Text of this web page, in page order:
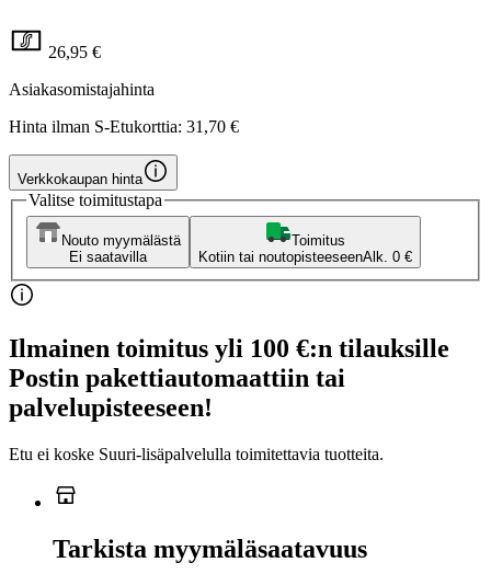
26,95 €
Asiakasomistajahinta
Hinta ilman S-Etukorttia: 31,70 €
Verkkokaupan hinta
Valitse toimitustapa
Nouto myymälästä
Ei saatavilla
Toimitus
Kotiin tai noutopisteeseenAlk. 0 €
Ilmainen toimitus yli 100 €:n tilauksille
Postin pakettiautomaattiin tai
palvelupisteeseen!
Etu ei koske Suuri‑lisäpalvelulla toimitettavia tuotteita.
Tarkista myymäläsaatavuus